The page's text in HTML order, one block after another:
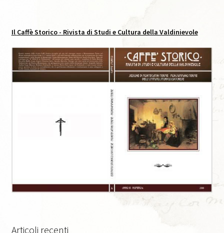
Didattica
Caffè Storico I, Agosto 2016
Il Caffè Storico- Rivista di Studi e Cultura della Valdinievole
Articoli recenti